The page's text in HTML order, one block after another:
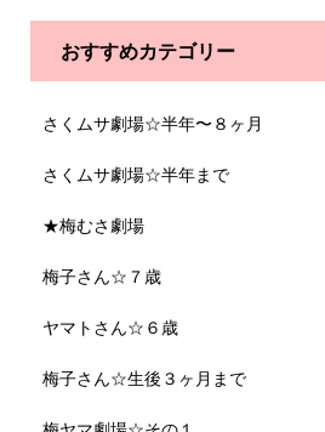
おすすめカテゴリー
さくムサ劇場☆半年〜８ヶ月
さくムサ劇場☆半年まで
★梅むさ劇場
梅子さん☆７歳
ヤマトさん☆６歳
梅子さん☆生後３ヶ月まで